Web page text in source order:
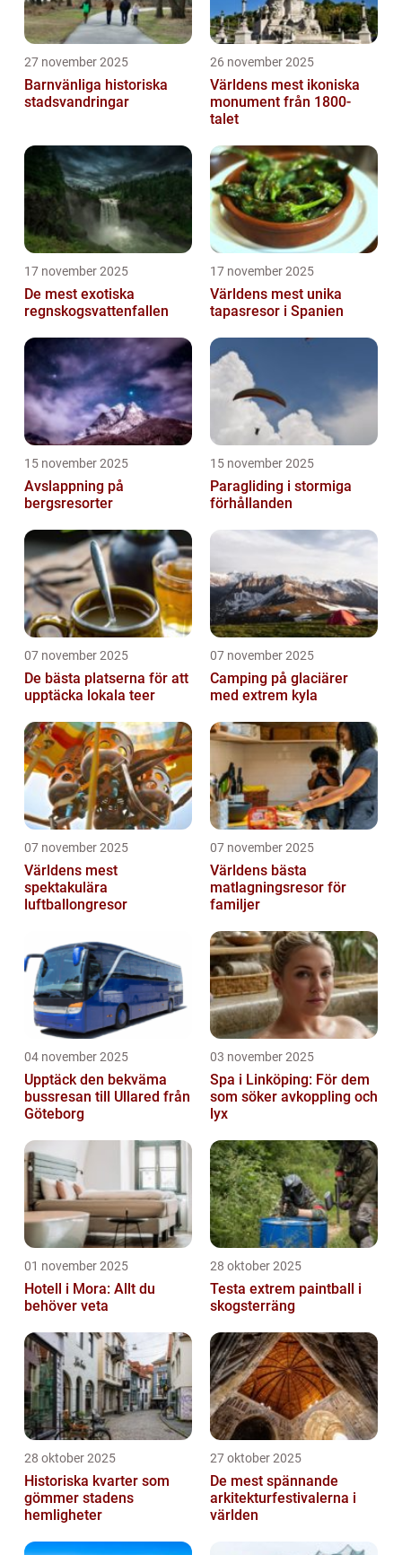
27 november 2025
Barnvänliga historiska
stadsvandringar
26 november 2025
Världens mest ikoniska
monument från 1800-
talet
17 november 2025
De mest exotiska
regnskogsvattenfallen
17 november 2025
Världens mest unika
tapasresor i Spanien
15 november 2025
Avslappning på
bergsresorter
15 november 2025
Paragliding i stormiga
förhållanden
07 november 2025
De bästa platserna för att
upptäcka lokala teer
07 november 2025
Camping på glaciärer
med extrem kyla
07 november 2025
Världens mest
spektakulära
luftballongresor
07 november 2025
Världens bästa
matlagningsresor för
familjer
04 november 2025
Upptäck den bekväma
bussresan till Ullared från
Göteborg
03 november 2025
Spa i Linköping: För dem
som söker avkoppling och
lyx
01 november 2025
Hotell i Mora: Allt du
behöver veta
28 oktober 2025
Testa extrem paintball i
skogsterräng
28 oktober 2025
Historiska kvarter som
gömmer stadens
hemligheter
27 oktober 2025
De mest spännande
arkitekturfestivalerna i
världen